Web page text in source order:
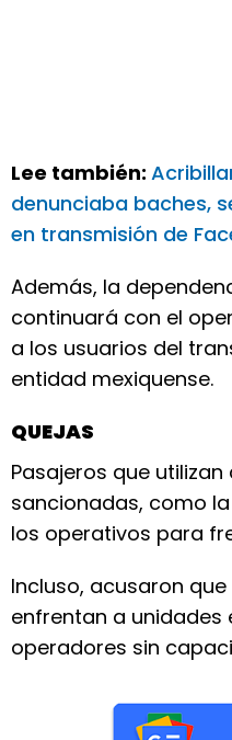
Lee también:
denunciaba baches,
en transmisión de
Además, la
continuará con el
a los usuarios del
entidad mexiquense.
QUEJAS
Pasajeros que
sancionadas, como
los operativos para
Incluso, acusaron
enfrentan a unidades
operadores sin